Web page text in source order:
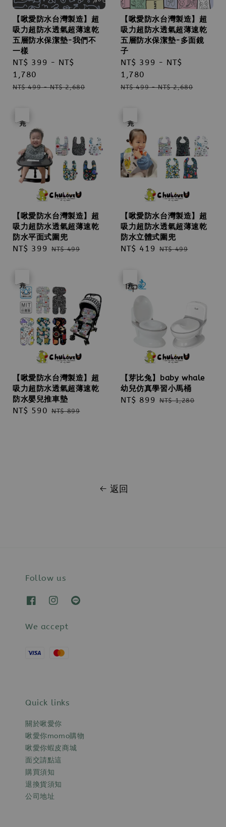
【啾愛防水台灣製造】超
吸力超防水透氣超薄速乾
五層防水保潔墊-我們不
一樣
Sale
price
NT$ 399 - NT$
1,780
Regular
NT$ 499-NT$ 2,680
【啾愛防水台灣製造】超
吸力超防水透氣超薄速乾
五層防水保潔墊-多面鏡
子
Sale
price
NT$ 399 - NT$
1,780
Regular
NT$ 499-NT$ 2,680
【啾愛防水台灣製造】超
吸力超防水透氣超薄速乾
防水平面式圍兜
Sale
NT$ 399 Regular
NT$ 499
【啾愛防水台灣製造】超
吸力超防水透氣超薄速乾
防水立體式圍兜
Sale
NT$ 419 Regular
NT$ 499
【啾愛防水台灣製造】超
吸力超防水透氣超薄速乾
防水嬰兒推車墊
Sale
NT$ 590 Regular
NT$ 899
【芽比兔】baby whale
幼兒仿真學習小馬桶
Sale
NT$ 899 Regular
NT$ 1,280
返回
Follow us
We accept
Quick links
關於啾愛你
啾愛你momo購物
啾愛你蝦皮商城
面交請點這
購買須知
退換貨須知
公司地址